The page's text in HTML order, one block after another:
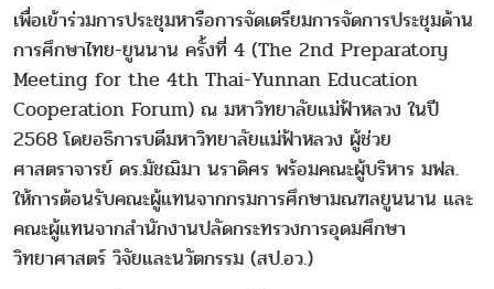
เพื่อเข้าร่วมการประชุมหารือการจัดเตรียมการจัดการประชุมด้าน
การศึกษาไทย-ยูนนาน ครั้งที่ 4 (The 2nd Preparatory
Meeting for the 4th Thai-Yunnan Education
Cooperation Forum) ณ มหาวิทยาลัยแม่ฟ้าหลวง ในปี
2568 โดยอธิการบดีมหาวิทยาลัยแม่ฟ้าหลวง ผู้ช่วย
ศาสตราจารย์ ดร.มัชฌิมา นราดิศร พร้อมคณะผู้บริหาร มฟล.
ให้การต้อนรับคณะผู้แทนจากกรมการศึกษามณฑลยูนนาน และ
คณะผู้แทนจากสำนักงานปลัดกระทรวงการอุดมศึกษา
วิทยาศาสตร์ วิจัยและนวัตกรรม (สป.อว.)